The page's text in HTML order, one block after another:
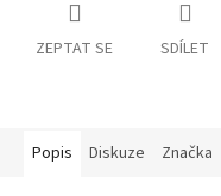
ZEPTAT SE SDÍLET
Popis Diskuze Značka